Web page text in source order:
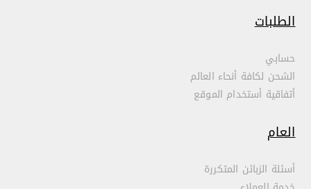
الطلبات
حسابي
الشحن لكافة أنحاء العالم
أتفاقية أستخدام الموقع
العام
أسئلة الزبائن المتكررة